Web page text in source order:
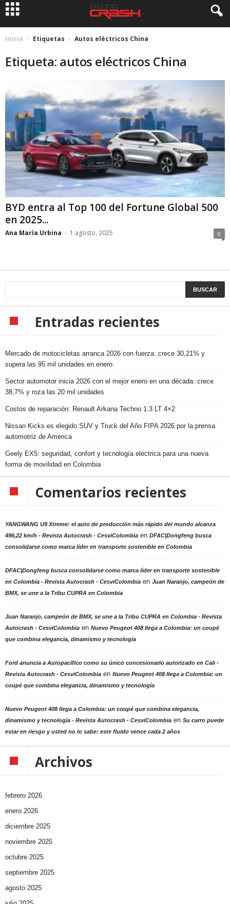
Inicio Etiquetas Autos eléctricos China
Etiqueta: autos eléctricos China
BYD entra al Top 100 del Fortune Global 500
en 2025...
Ana María Urbina - 1 agosto, 2025 0
Entradas recientes
Mercado de motocicletas arranca 2026 con fuerza: crece 30,21% y
supera las 95 mil unidades en enero
Sector automotor inicia 2026 con el mejor enero en una década: crece
38,7% y roza las 20 mil unidades
Costos de reparación: Renault Arkana Techno 1.3 LT 4×2
Nissan Kicks es elegido SUV y Truck del Año FIPA 2026 por la prensa
automotriz de América
Geely EX5: seguridad, confort y tecnología eléctrica para una nueva
forma de movilidad en Colombia
Comentarios recientes
YANGWANG U9 Xtreme: el auto de producción más rápido del mundo alcanza
496,22 km/h - Revista Autocrash - CesviColombia en DFAC|Dongfeng busca
consolidarse como marca líder en transporte sostenible en Colombia
DFAC|Dongfeng busca consolidarse como marca líder en transporte sostenible
en Colombia - Revista Autocrash - CesviColombia en Juan Naranjo, campeón de
BMX, se une a la Tribu CUPRA en Colombia
Juan Naranjo, campeón de BMX, se une a la Tribu CUPRA en Colombia - Revista
Autocrash - CesviColombia en Nuevo Peugeot 408 llega a Colombia: un coupé
que combina elegancia, dinamismo y tecnología
Ford anuncia a Autopacífico como su único concesionario autorizado en Cali -
Revista Autocrash - CesviColombia en Nuevo Peugeot 408 llega a Colombia: un
coupé que combina elegancia, dinamismo y tecnología
Nuevo Peugeot 408 llega a Colombia: un coupé que combina elegancia,
dinamismo y tecnología - Revista Autocrash - CesviColombia en Su carro puede
estar en riesgo y usted no lo sabe: este fluido vence cada 2 años
Archivos
febrero 2026
enero 2026
diciembre 2025
noviembre 2025
octubre 2025
septiembre 2025
agosto 2025